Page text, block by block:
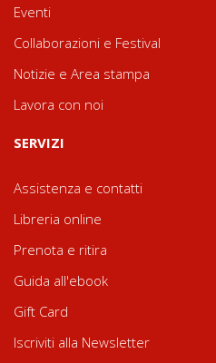
Eventi
Collaborazioni e Festival
Notizie e Area stampa
Lavora con noi
SERVIZI
Assistenza e contatti
Libreria online
Prenota e ritira
Guida all'ebook
Gift Card
Iscriviti alla Newsletter